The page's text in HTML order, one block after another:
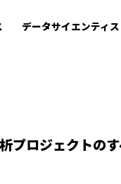
データサイエンティ
プロジェクトの